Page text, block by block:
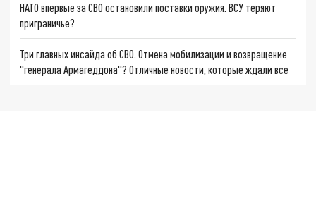
НАТО впервые за СВО остановили поставки оружия. ВСУ теряют
приграничье?
Три главных инсайда об СВО. Отмена мобилизации и возвращение
"генерала Армагеддона"? Отличные новости, которые ждали все